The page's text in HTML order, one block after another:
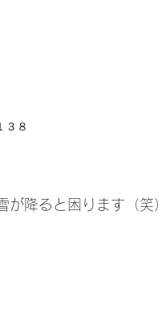
３８
降ると困ります（笑）